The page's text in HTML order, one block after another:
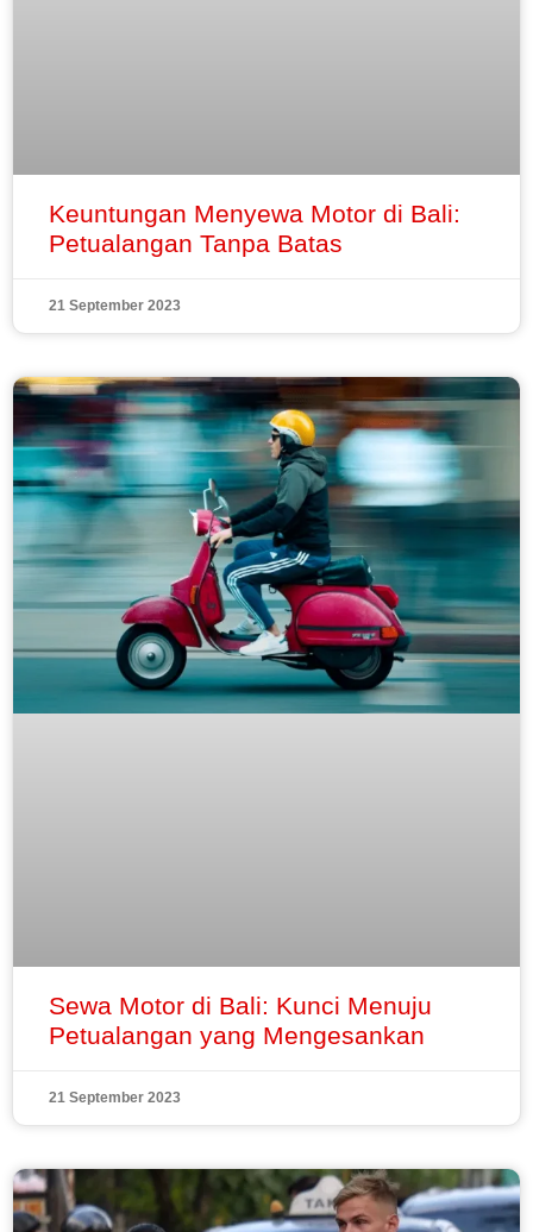
Keuntungan Menyewa Motor di Bali:
Petualangan Tanpa Batas
21 September 2023
Sewa Motor di Bali: Kunci Menuju
Petualangan yang Mengesankan
21 September 2023